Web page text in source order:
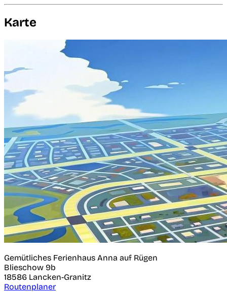
Karte
Gemütliches Ferienhaus Anna auf Rügen
Blieschow 9b
18586 Lancken-Granitz
Routenplaner